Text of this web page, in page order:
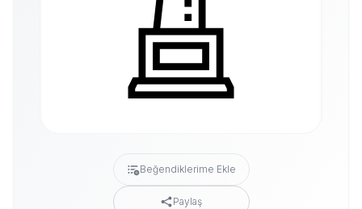
Beğendiklerime Ekle
Paylaş